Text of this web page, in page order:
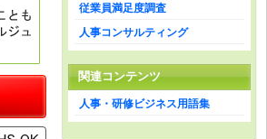
従業員満足度調査
人事コンサルティング
関連コンテンツ
人事・研修ビジネス用語集